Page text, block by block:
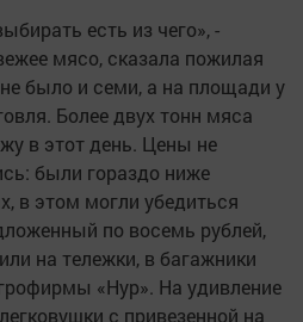
есть из чего», -
мясо, сказала пожилая
было и семи, а на площади у
Более двух тонн мяса
в этот день. Цены не
были гораздо ниже
в этом могли убедиться
по восемь рублей,
на тележки, в багажники
«Нур». На удивление
с привезенной на